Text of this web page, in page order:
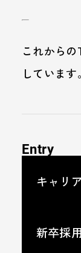
これから
しています。
Entry
キャリ
新卒採